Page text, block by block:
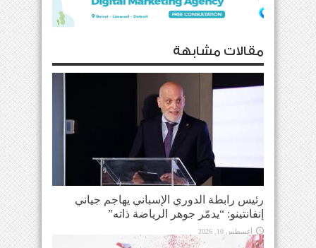
مقالات مشابهة
رئيس رابطة الدوري الإسباني يهاجم جياني
إنفانتينو: “يدمّر جوهر الرياضة ذاته”
أغسطس 10, 2026